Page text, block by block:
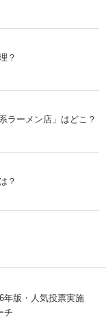
？
ラーメン店」はどこ？
？
年版・人気投票実施
チ